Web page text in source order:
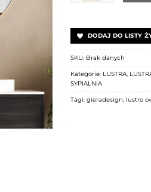
DODAJ DO LISTY
SKU: Brak danych
Kategorie: LUSTRA,
SYPIALNIA
Tagi: gieradesign, lustro